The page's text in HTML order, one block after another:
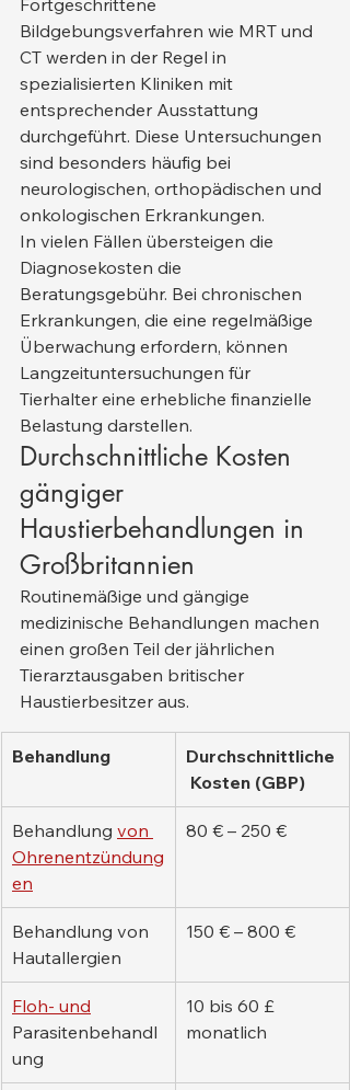
Fortgeschrittene
Bildgebungsverfahren wie MRT und
CT werden in der Regel in
spezialisierten Kliniken mit
entsprechender Ausstattung
durchgeführt. Diese Untersuchungen
sind besonders häufig bei
neurologischen, orthopädischen und
onkologischen Erkrankungen.
In vielen Fällen übersteigen die
Diagnosekosten die
Beratungsgebühr. Bei chronischen
Erkrankungen, die eine regelmäßige
Überwachung erfordern, können
Langzeituntersuchungen für
Tierhalter eine erhebliche finanzielle
Belastung darstellen.
Durchschnittliche Kosten
gängiger
Haustierbehandlungen in
Großbritannien
Routinemäßige und gängige
medizinische Behandlungen machen
einen großen Teil der jährlichen
Tierarztausgaben britischer
Haustierbesitzer aus.
Behandlung
Durchschnittliche
Kosten (GBP)
Behandlung von
Ohrenentzündung
en
80 € – 250 €
Behandlung von
Hautallergien
150 € – 800 €
Floh- und
Parasitenbehandl
ung
10 bis 60 £
monatlich